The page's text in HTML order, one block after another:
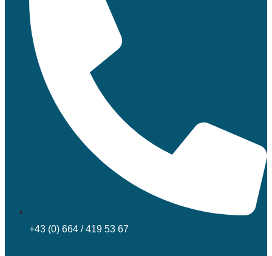
+43 (0) 664 / 419 53 67